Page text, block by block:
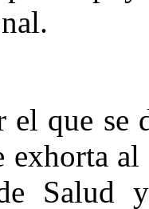
el que se
exhorta
Salud